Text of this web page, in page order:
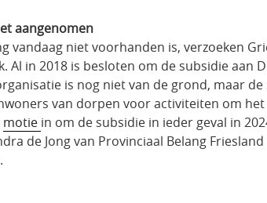
aangenomen
vandaag niet voorhanden is, verzoeken
Al in 2018 is besloten om de subsidie aan
is nog niet van de grond, maar
van dorpen voor activiteiten om
motie in om de subsidie in ieder geval in
de Jong van Provinciaal Belang